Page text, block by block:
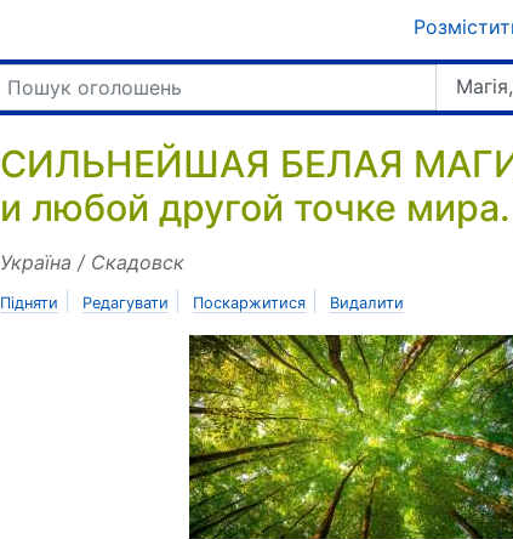
СИЛЬНЕЙШАЯ БЕЛАЯ
и любой другой точке
Україна / Скадовск
Підняти Редагувати Поскаржитися Видалити